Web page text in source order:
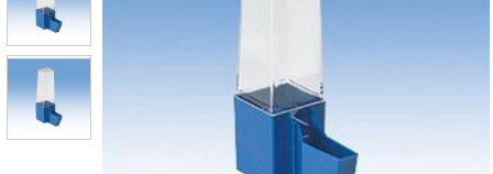
КОНТАКТЫ
КАТАЛОГ
СУВЕНИРЫ С ГОЛУБЯМИ